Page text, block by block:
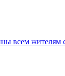
всем жителям